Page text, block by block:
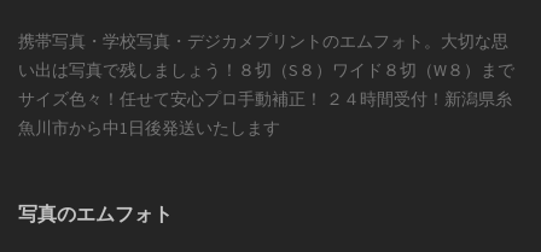
携帯写真・学校写真・デジカメプリントのエムフォト。大切な思
い出は写真で残しましょう！８切（S８）ワイド８切（W８）まで
サイズ色々！任せて安心プロ手動補正！ ２４時間受付！新潟県糸
魚川市から中1日後発送いたします
写真のエムフォト